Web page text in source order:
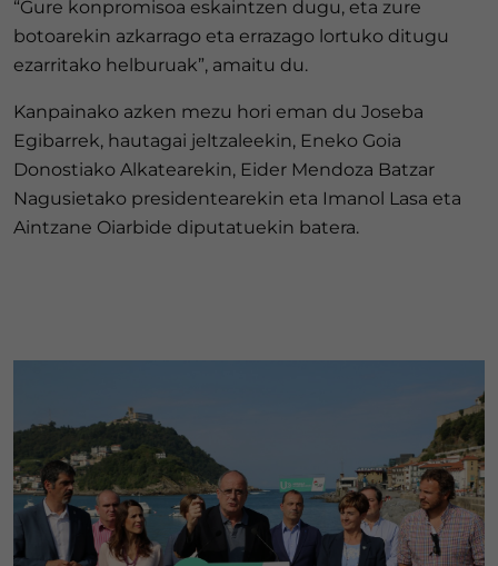
“Gure konpromisoa eskaintzen dugu, eta zure
botoarekin azkarrago eta errazago lortuko ditugu
ezarritako helburuak”, amaitu du.
Kanpainako azken mezu hori eman du Joseba
Egibarrek, hautagai jeltzaleekin, Eneko Goia
Donostiako Alkatearekin, Eider Mendoza Batzar
Nagusietako presidentearekin eta Imanol Lasa eta
Aintzane Oiarbide diputatuekin batera.